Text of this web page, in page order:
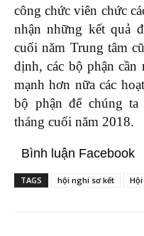
công chức viên chức
nhận những kết quả
cuối năm Trung tâm
dịnh, các bộ phận cần
mạnh hơn nữa các
bộ phận để chúng
tháng cuối năm 2018.
Bình luận Facebook
TAGS hội nghi sơ kết